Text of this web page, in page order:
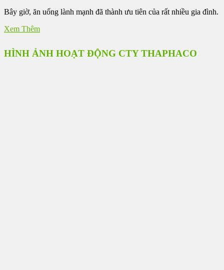
Bây giờ, ăn uống lành mạnh đã thành ưu tiên của rất nhiều gia đình.
Xem Thêm
HÌNH ẢNH HOẠT ĐỘNG CTY THAPHACO